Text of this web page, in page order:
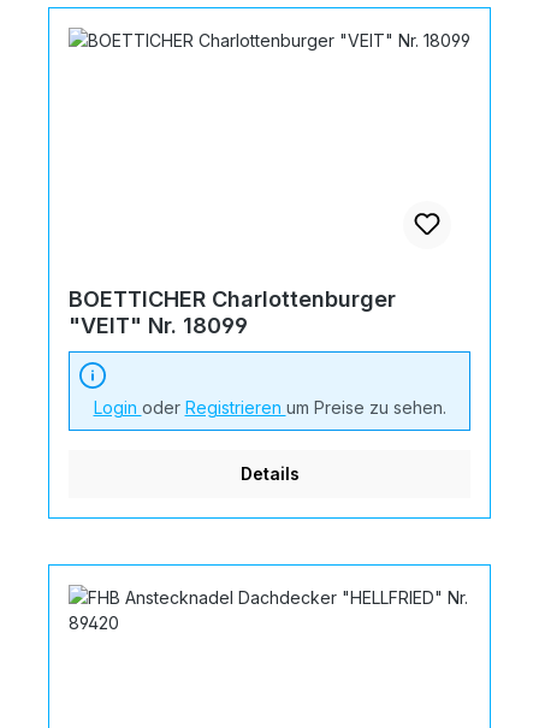
BOETTICHER Charlottenburger
"VEIT" Nr. 18099
Login oder Registrieren um Preise zu sehen.
Details